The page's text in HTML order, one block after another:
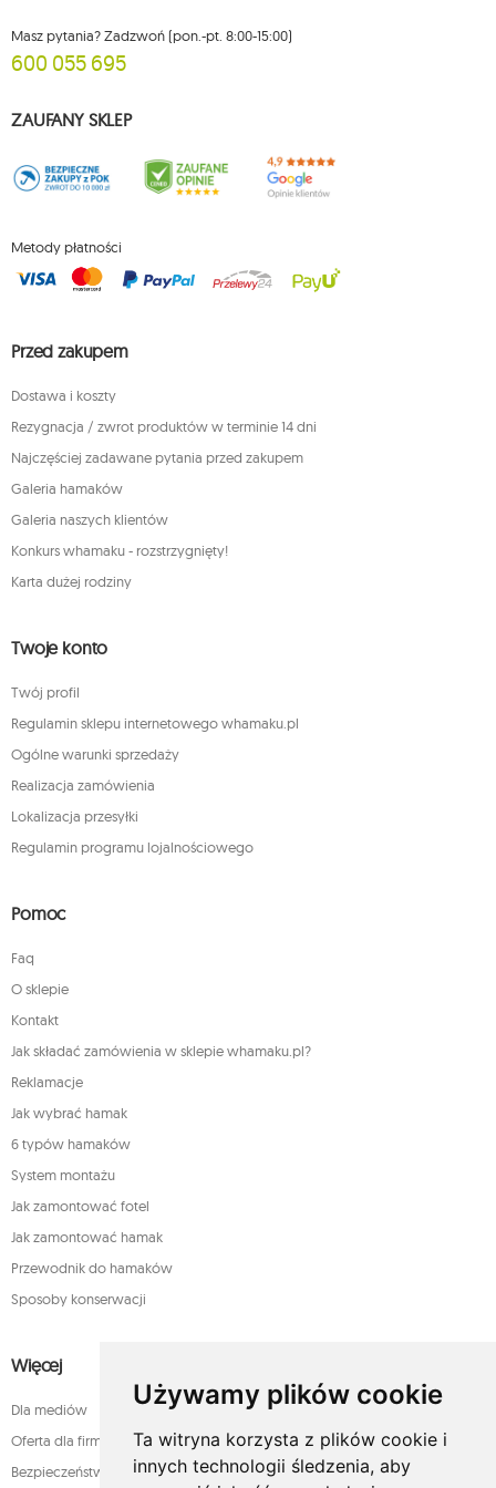
Używamy plików cookie
Ta witryna korzysta z plików cookie i
innych technologii śledzenia, aby
Masz pytania? Zadzwoń (pon.-pt. 8:00-15:00)
600 055 695
ZAUFANY SKLEP
Metody płatności
Przed zakupem
Dostawa i koszty
Rezygnacja / zwrot produktów w terminie 14 dni
Najczęściej zadawane pytania przed zakupem
Galeria hamaków
Galeria naszych klientów
Konkurs whamaku - rozstrzygnięty!
Karta dużej rodziny
Twoje konto
Twój profil
Regulamin sklepu internetowego whamaku.pl
Ogólne warunki sprzedaży
Realizacja zamówienia
Lokalizacja przesyłki
Regulamin programu lojalnościowego
Pomoc
Faq
O sklepie
Kontakt
Jak składać zamówienia w sklepie whamaku.pl?
Reklamacje
Jak wybrać hamak
6 typów hamaków
System montażu
Jak zamontować fotel
Jak zamontować hamak
Przewodnik do hamaków
Sposoby konserwacji
Więcej
Dla mediów
Oferta dla firm
Bezpieczeństwo płatności